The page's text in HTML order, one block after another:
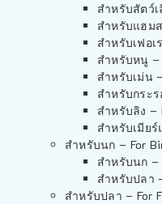
สำหรับสัตว์
สำหรับแฮม
สำหรับเฟอเ
สำหรับหนู –
สำหรับเม่น
สำหรับกระ
สำหรับลิง –
สำหรับเมีย
สำหรับนก – For
สำหรับนก –
สำหรับปลา
สำหรับปลา – For